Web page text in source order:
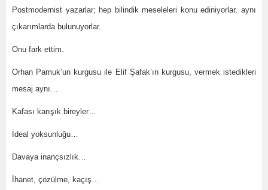
Postmodernist yazarlar; hep bilindik meseleleri konu ediniyorlar, aynı
çıkarımlarda bulunuyorlar.
Onu fark ettim.
Orhan Pamuk’un kurgusu ile Elif Şafak’ın kurgusu, vermek istedikleri
mesaj aynı…
Kafası karışık bireyler…
İdeal yoksunluğu…
Davaya inançsızlık…
İhanet, çözülme, kaçış…